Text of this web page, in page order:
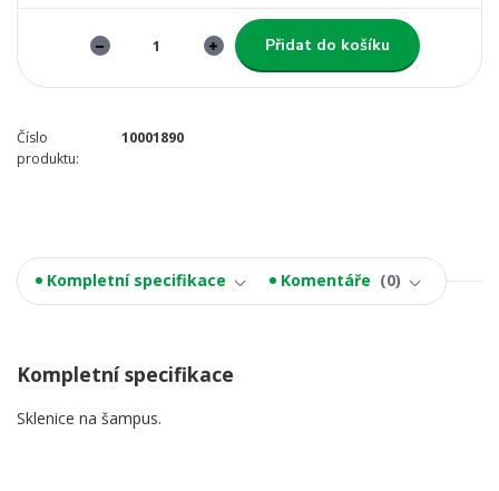
Přidat do košíku
Číslo
produktu:
10001890
Kompletní specifikace Komentáře 0
Kompletní specifikace
Sklenice na šampus.